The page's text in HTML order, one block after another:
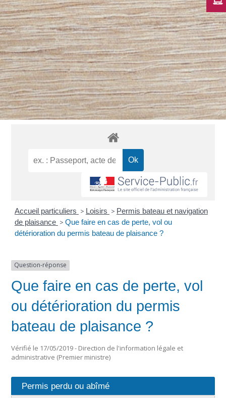
Accueil particuliers > Loisirs > Permis bateau et navigation
de plaisance > Que faire en cas de perte, vol ou
détérioration du permis bateau de plaisance ?
Question-réponse
Que faire en cas de perte, vol
ou détérioration du permis
bateau de plaisance ?
Vérifié le 17/05/2019 - Direction de l'information légale et
administrative (Premier ministre)
Permis perdu ou abîmé